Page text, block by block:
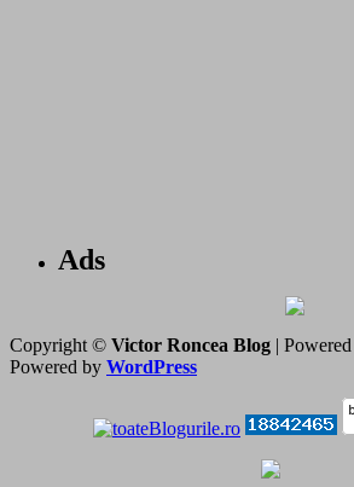
Ads
Copyright © Victor Roncea Blog |
Powered by WordPress